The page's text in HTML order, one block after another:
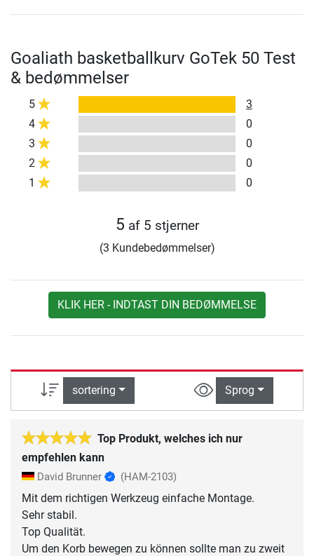
Goaliath basketballkurv GoTek 50 Test
& bedømmelser
5
3
4
0
3
0
2
0
1
0
5 af 5 stjerner
(3 Kundebedømmelser)
KLIK HER - INDTAST DIN BEDØMMELSE
sortering Sprog
Top Produkt, welches ich nur
empfehlen kann
David Brunner (HAM-2103)
Mit dem richtigen Werkzeug einfache Montage.
Sehr stabil.
Top Qualität.
Um den Korb bewegen zu können sollte man zu zweit